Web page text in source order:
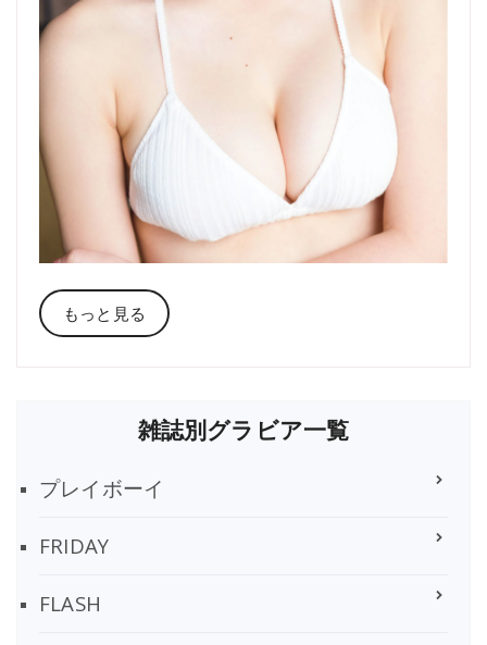
もっと見る
雑誌別グラビア一覧
プレイボーイ
FRIDAY
FLASH